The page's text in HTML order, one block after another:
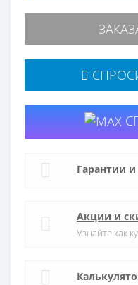
Гарантии
Акции и
Узнайте как